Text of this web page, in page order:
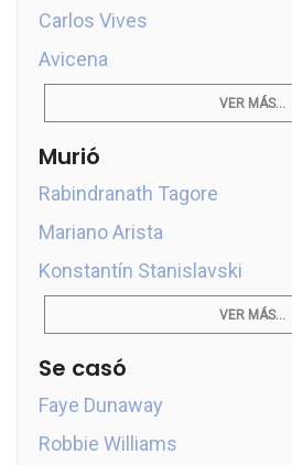
Carlos Vives
Avicena
VER MÁS...
Murió
Rabindranath Tagore
Mariano Arista
Konstantín Stanislavski
VER MÁS...
Se casó
Faye Dunaway
Robbie Williams